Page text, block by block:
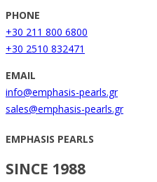
PHONE
+30 211 800 6800
+30 2510 832471
EMAIL
info@emphasis-pearls.gr
sales@emphasis-pearls.gr
EMPHASIS PEARLS
SINCE 1988